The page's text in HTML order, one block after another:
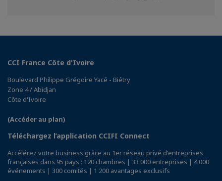
CCI France Côte d'Ivoire
Boulevard Philippe Grégoire Yacé - Biétry
Zone 4 / Abidjan
Côte d'Ivoire
(Accéder au plan)
Téléchargez l’application CCIFI Connect
Accélérez votre business grâce au 1er réseau privé d'entreprises
françaises dans 95 pays : 120 chambres | 33 000 entreprises | 4 000
événements | 300 comités | 1 200 avantages exclusifs